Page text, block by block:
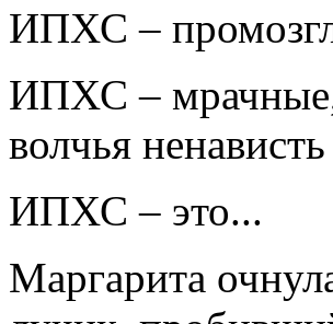
ИПХС –
ИПХС – мрачные,
волчья
ИПХС – это...
Маргарита